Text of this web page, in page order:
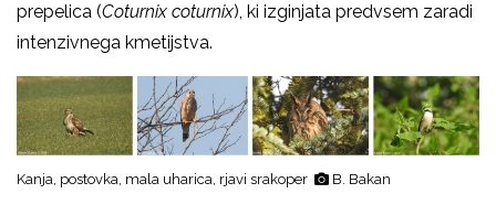
prepelica (Coturnix coturnix), ki izginjata predvsem zaradi
intenzivnega kmetijstva.
Kanja, postovka, mala uharica, rjavi srakoper B. Bakan